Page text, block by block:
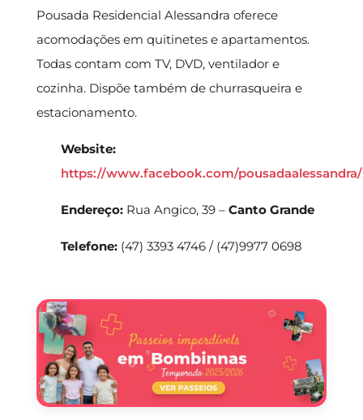
Pousada Residencial Alessandra oferece
acomodações em quitinetes e apartamentos.
Todas contam com TV, DVD, ventilador e
cozinha. Dispõe também de churrasqueira e
estacionamento.
Website:
https://www.facebook.com/pousadaalessandra/
Endereço:Rua Angico, 39 – Canto Grande
Telefone:(47) 3393 4746 / (47)9977 0698